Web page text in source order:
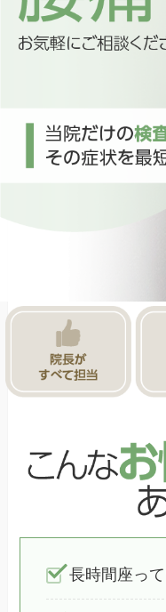
長時間座っ